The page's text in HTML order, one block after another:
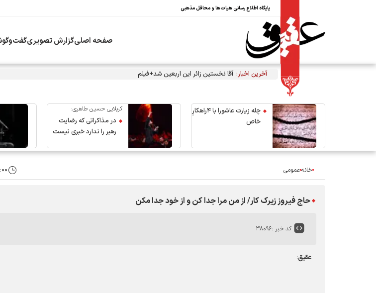
پایگاه اطلاع رسانی هیات‌ها و محافل مذهبی
صفحه اصلیگزارش تصویریگفت‌وگو
آخرین اخبار: آقا نخستین زائر این اربعین شد+فیلم
چله زیارت عاشورا با ۴راهکارِ
خاص
کربلایی حسین طاهری:
در مذاکراتی که رضایت
رهبر را ندارد خبری نیست
خانهعمومی
حاج فیروز زیرک کار/ از من مرا جدا کن و از خود جدا مکن
کد خبر :۳۸۰۹۶
عقیق: